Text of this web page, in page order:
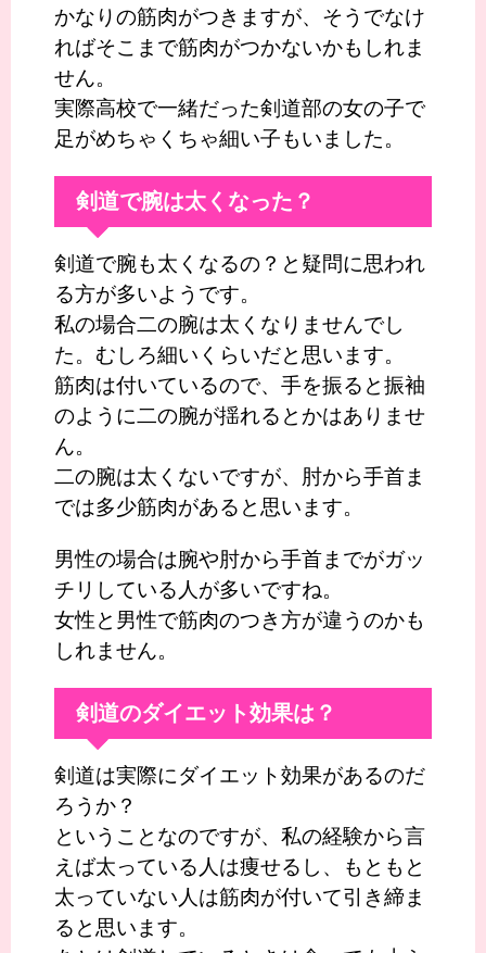
かなりの筋肉がつきますが、そうでなけ
ればそこまで筋肉がつかないかもしれま
せん。
実際高校で一緒だった剣道部の女の子で
足がめちゃくちゃ細い子もいました。
剣道で腕は太くなった？
剣道で腕も太くなるの？と疑問に思われ
る方が多いようです。
私の場合二の腕は太くなりませんでし
た。むしろ細いくらいだと思います。
筋肉は付いているので、手を振ると振袖
のように二の腕が揺れるとかはありませ
ん。
二の腕は太くないですが、肘から手首ま
では多少筋肉があると思います。
男性の場合は腕や肘から手首までがガッ
チリしている人が多いですね。
女性と男性で筋肉のつき方が違うのかも
しれません。
剣道のダイエット効果は？
剣道は実際にダイエット効果があるのだ
ろうか？
ということなのですが、私の経験から言
えば太っている人は痩せるし、もともと
太っていない人は筋肉が付いて引き締ま
ると思います。